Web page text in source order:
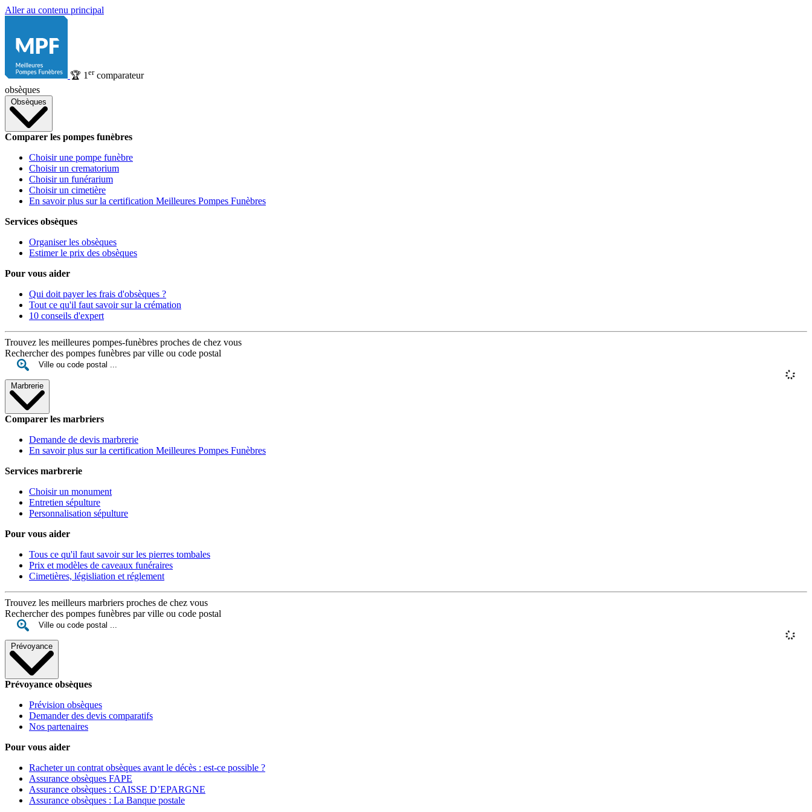
Aller au contenu principal
🏆 1 ercomparateur
obsèques
Obsèques
Comparer les pompes funèbres
Choisir une pompe funèbre
Choisir un crematorium
Choisir un funérarium
Choisir un cimetière
En savoir plus sur la certification Meilleures Pompes Funèbres
Services obsèques
Organiser les obsèques
Estimer le prix des obsèques
Pour vous aider
Qui doit payer les frais d'obsèques ?
Tout ce qu'il faut savoir sur la crémation
10 conseils d'expert
Trouvez les meilleures pompes-funèbres proches de chez vous
Rechercher des pompes funèbres par ville ou code postal
Marbrerie
Comparer les marbriers
Demande de devis marbrerie
En savoir plus sur la certification Meilleures Pompes Funèbres
Services marbrerie
Choisir un monument
Entretien sépulture
Personnalisation sépulture
Pour vous aider
Tous ce qu'il faut savoir sur les pierres tombales
Prix et modèles de caveaux funéraires
Cimetières, législiation et réglement
Trouvez les meilleurs marbriers proches de chez vous
Rechercher des pompes funèbres par ville ou code postal
Prévoyance
Prévoyance obsèques
Prévision obsèques
Demander des devis comparatifs
Nos partenaires
Pour vous aider
Racheter un contrat obsèques avant le décès : est-ce possible ?
Assurance obsèques FAPE
Assurance obsèques : CAISSE D’EPARGNE
Assurance obsèques : La Banque postale